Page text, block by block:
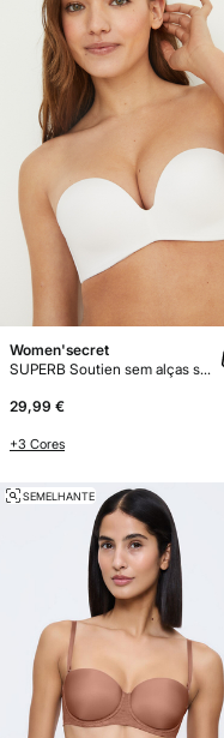
Women'secret
SUPERB Soutien sem alças super push-up microfibra
29,99 €
+3 Cores
SEMELHANTE